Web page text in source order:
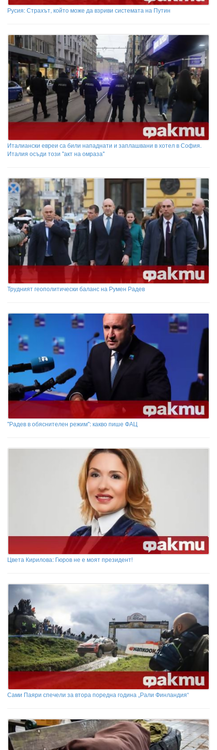
Русия: Страхът, който може да взриви системата на Путин
Италиански евреи са били нападнати и заплашвани в хотел в София.
Италия осъди този "акт на омраза"
Трудният геополитически баланс на Румен Радев
"Радев в обяснителен режим": какво пише ФАЦ
Цвета Кирилова: Гюров не е моят президент!
Сами Паяри спечели за втора поредна година „Рали Финландия“